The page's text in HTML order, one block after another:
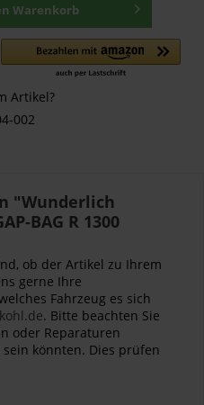
Warenkorb
Artikel?
002
"Wunderlich
BAG R 1300
ob der Artikel zu Ihrem
gerne Ihre
Fahrzeug es sich
. Bitte beachten Sie
oder Reparaturen
könnten. Dies prüfen